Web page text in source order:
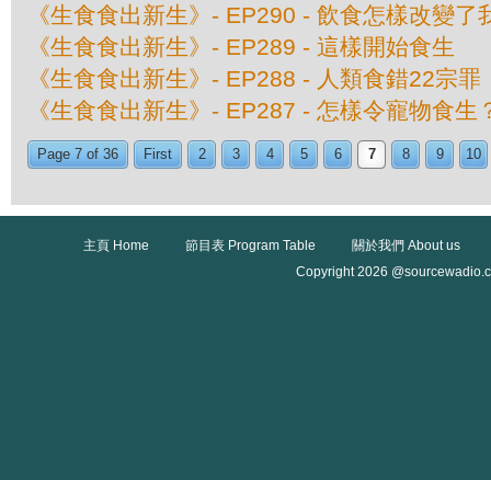
《生食食出新生》- EP290 - 飲食怎樣改變了
《生食食出新生》- EP289 - 這樣開始食生
《生食食出新生》- EP288 - 人類食錯22宗罪
《生食食出新生》- EP287 - 怎樣令寵物食生
Page 7 of 36 First 2 3 4 5 6 7 8 9 10
主頁 Home 節目表 Program Table
關於我們 About us
Copyright 2026